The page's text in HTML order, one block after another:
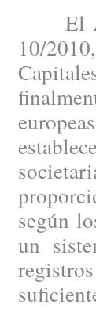
El
10/
según
un